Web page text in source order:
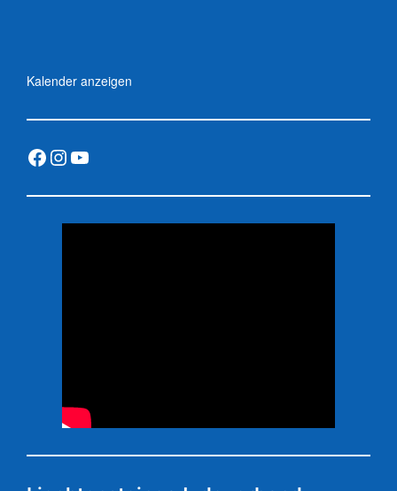
Kalender anzeigen
Facebook
Instagram
YouTube